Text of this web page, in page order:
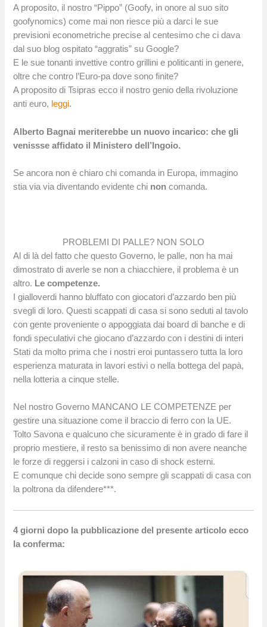
A proposito, il nostro “Pippo” (Goofy, in onore al suo sito
goofynomics) come mai non riesce più a darci le sue
previsioni econometriche precise al centesimo che ci dava
dal suo blog ospitato “aggratis” su Google?
E le sue tonanti invettive contro grillini e politicanti in genere,
oltre che contro l’Euro-pa dove sono finite?
A proposito di Tsipras ecco il nostro genio della rivoluzione
anti euro, leggi.
Alberto Bagnai meriterebbe un nuovo incarico: che gli
venissse affidato il Ministero dell’Ingoio.
Se ancora non è chiaro chi comanda in Europa, immagino
stia via via diventando evidente chi non comanda.
PROBLEMI DI PALLE? NON SOLO
Al di là del fatto che questo Governo, le palle, non ha mai
dimostrato di averle se non a chiacchiere, il problema è un
altro. Le competenze.
I gialloverdi hanno bluffato con giocatori d’azzardo ben più
svegli di loro. Questi scappati di casa si sono seduti al tavolo
con gente proveniente o appoggiata dai board di banche e di
fondi speculativi che giocano d’azzardo con i destini di interi
Stati da molto prima che i nostri eroi puntassero tutta la loro
esperienza maturata in lavori estivi o nella bottega del papà,
nella lotteria a cinque stelle.
Nel nostro Governo MANCANO LE COMPETENZE per
gestire una situazione come il braccio di ferro con la UE.
Tolto Savona e qualcuno che sicuramente è in grado di fare il
proprio mestiere, il resto sa benissimo di non avere neanche
le forze di reggersi i calzoni in caso di shock esterni.
E comunque chi decide sono sempre gli scappati di casa con
la poltrona da difendere***.
4 giorni dopo la pubblicazione del presente articolo ecco
la conferma: